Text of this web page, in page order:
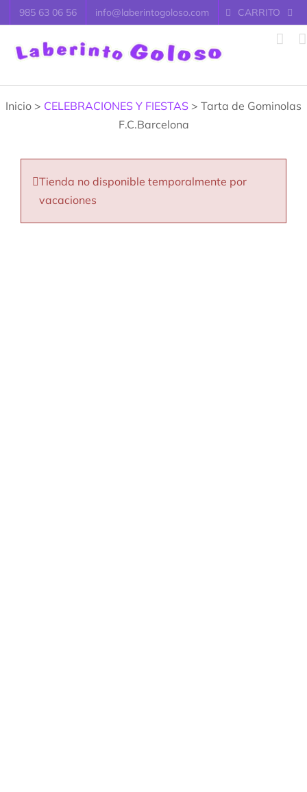
Saltar
al
contenido
985 63 06 56 info@laberintogoloso.com CARRITO
Inicio > CELEBRACIONES Y FIESTAS > Tarta de Gominolas
F.C.Barcelona
Tienda no disponible temporalmente por
vacaciones